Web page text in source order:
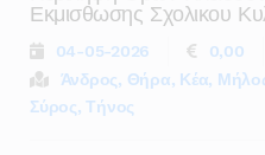
Εκμισθωσης Σχολικου
04-05-2026
0,00
Άνδρος, Θήρα, Κέα,
Σύρος, Τήνος